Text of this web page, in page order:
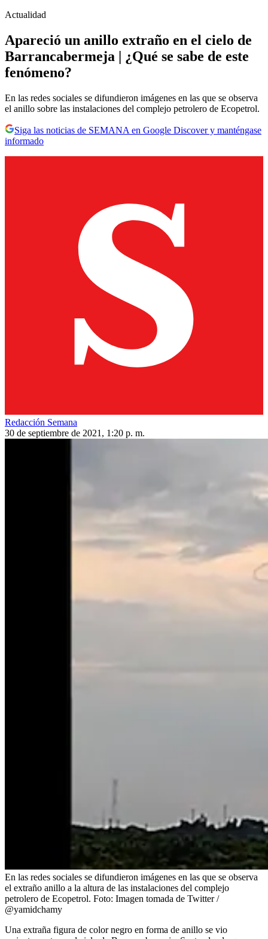
Actualidad
Apareció un anillo extraño en el cielo de
Barrancabermeja | ¿Qué se sabe de este
fenómeno?
En las redes sociales se difundieron imágenes en las que se observa
el anillo sobre las instalaciones del complejo petrolero de Ecopetrol.
Siga las noticias de SEMANA en Google Discover y manténgase
informado
Redacción Semana
30 de septiembre de 2021, 1:20 p. m.
En las redes sociales se difundieron imágenes en las que se observa
el extraño anillo a la altura de las instalaciones del complejo
petrolero de Ecopetrol. Foto: Imagen tomada de Twitter /
@yamidchamy
Una extraña figura de color negro en forma de anillo se vio